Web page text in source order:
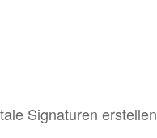
Signaturen erstellen
8